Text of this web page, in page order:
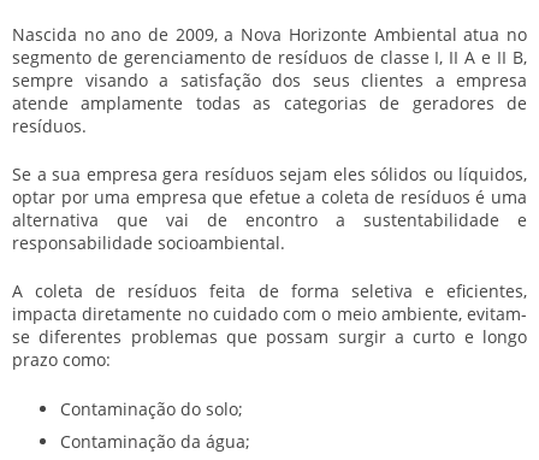
Nascida no ano de 2009, a Nova Horizonte Ambiental atua no
segmento de gerenciamento de resíduos de classe I, II A e II B,
sempre visando a satisfação dos seus clientes a empresa
atende amplamente todas as categorias de geradores de
resíduos.
Se a sua empresa gera resíduos sejam eles sólidos ou líquidos,
optar por uma empresa que efetue a coleta de resíduos é uma
alternativa que vai de encontro a sustentabilidade e
responsabilidade socioambiental.
A coleta de resíduos feita de forma seletiva e eficientes,
impacta diretamente no cuidado com o meio ambiente, evitam-
se diferentes problemas que possam surgir a curto e longo
prazo como:
Contaminação do solo;
Contaminação da água;